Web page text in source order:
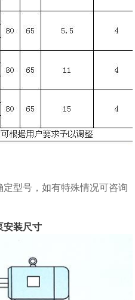
型号，如有特殊情况可咨询
装尺寸